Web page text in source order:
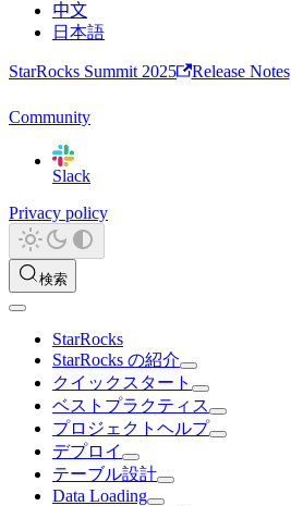
中文
日本語
StarRocks Summit 2025 Release Notes
Community
Slack
Privacy policy
検索
StarRocks
StarRocks の紹介
クイックスタート
ベストプラクティス
プロジェクトヘルプ
デプロイ
テーブル設計
Data Loading